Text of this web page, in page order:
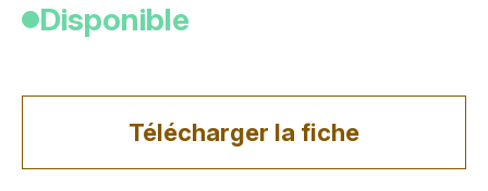
Disponible
Télécharger la fiche